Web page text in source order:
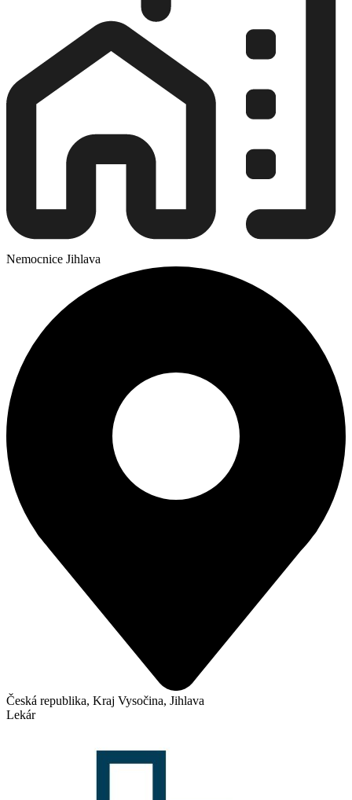
Nemocnice Jihlava
Česká republika, Kraj Vysočina, Jihlava
Lekár